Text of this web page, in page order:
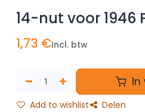
14-nut voor 1946
1,73 €Incl. btw
In
Add to wishlist Delen